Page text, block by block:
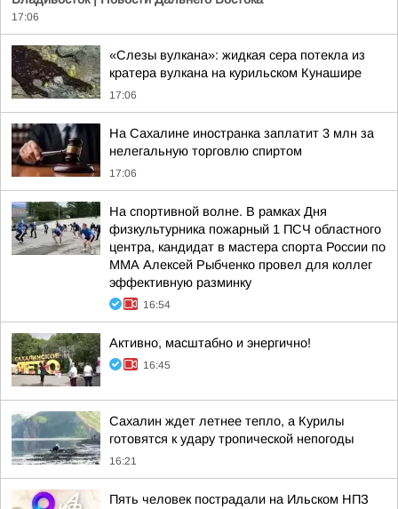
17:06
«Слезы вулкана»: жидкая сера потекла из
кратера вулкана на курильском Кунашире
17:06
На Сахалине иностранка заплатит 3 млн за
нелегальную торговлю спиртом
17:06
На спортивной волне. В рамках Дня
физкультурника пожарный 1 ПСЧ областного
центра, кандидат в мастера спорта России по
ММА Алексей Рыбченко провел для коллег
эффективную разминку
16:54
Активно, масштабно и энергично!
16:45
Сахалин ждет летнее тепло, а Курилы
готовятся к удару тропической непогоды
16:21
Пять человек пострадали на Ильском НПЗ